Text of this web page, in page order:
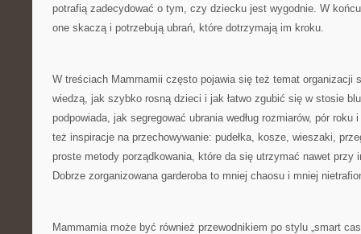
potrafią zadecydować o tym, czy dziecku jest wygodnie. W
one skaczą i potrzebują ubrań, które dotrzymają im kroku.
W treściach Mammamii często pojawia się też temat organizacji
wiedzą, jak szybko rosną dzieci i jak łatwo zgubić się w stosie
podpowiada, jak segregować ubrania według rozmiarów, pór
też inspiracje na przechowywanie: pudełka, kosze, wieszaki,
proste metody porządkowania, które da się utrzymać nawet przy
Dobrze zorganizowana garderoba to mniej chaosu i mniej
Mammamia może być również przewodnikiem po stylu „smart